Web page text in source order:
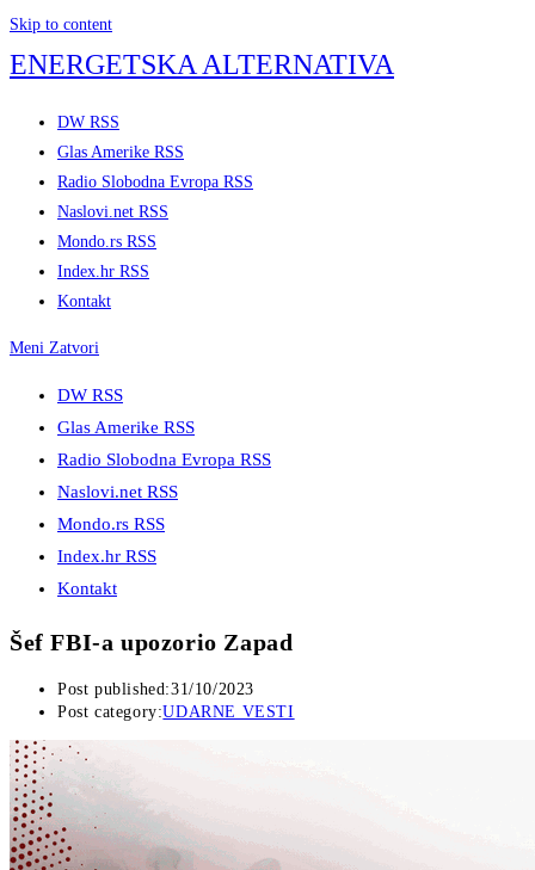
Skip to content
ENERGETSKA ALTERNATIVA
DW RSS
Glas Amerike RSS
Radio Slobodna Evropa RSS
Naslovi.net RSS
Mondo.rs RSS
Index.hr RSS
Kontakt
Meni Zatvori
DW RSS
Glas Amerike RSS
Radio Slobodna Evropa RSS
Naslovi.net RSS
Mondo.rs RSS
Index.hr RSS
Kontakt
Šef FBI-a upozorio Zapad
Post published:31/10/2023
Post category:UDARNE VESTI